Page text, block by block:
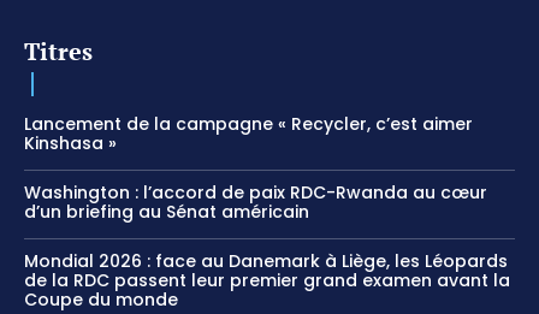
Titres
Lancement de la campagne « Recycler, c’est aimer
Kinshasa »
Washington : l’accord de paix RDC-Rwanda au cœur
d’un briefing au Sénat américain
Mondial 2026 : face au Danemark à Liège, les Léopards
de la RDC passent leur premier grand examen avant la
Coupe du monde